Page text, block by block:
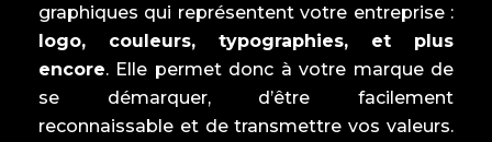
graphiques qui représentent votre entreprise :
logo, couleurs, typographies, et plus
encore. Elle permet donc à votre marque de
se démarquer, d’être facilement
reconnaissable et de transmettre vos valeurs.